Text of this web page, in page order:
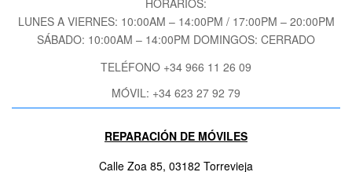
HORARIOS:
LUNES A VIERNES: 10:00AM – 14:00PM / 17:00PM – 20:00PM
SÁBADO: 10:00AM – 14:00PM DOMINGOS: CERRADO
TELÉFONO +34 966 11 26 09
MÓVIL: +34 623 27 92 79
REPARACIÓN DE MÓVILES
Calle Zoa 85, 03182 Torrevieja